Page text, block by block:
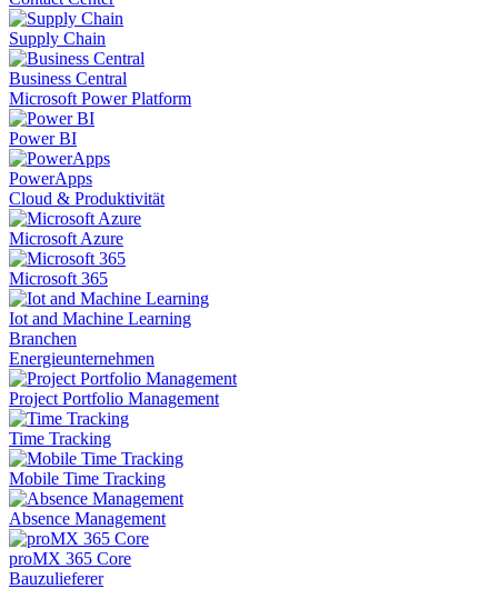
Supply Chain
Business Central
Microsoft Power Platform
Power BI
PowerApps
Cloud & Produktivität
Microsoft Azure
Microsoft 365
Iot and Machine Learning
Branchen
Energieunternehmen
Project Portfolio Management
Time Tracking
Mobile Time Tracking
Absence Management
proMX 365 Core
Bauzulieferer